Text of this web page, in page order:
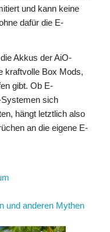
und kann keine
dafür die E-
Akkus der AiO-
kraftvolle Box Mods,
gibt. Ob E-
sich
hängt letztlich also
an die eigene E-
und anderen Mythen